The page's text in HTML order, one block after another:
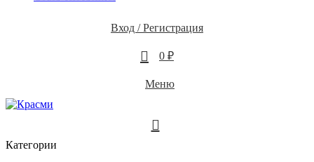
Вход / Регистрация
0 ₽
Меню
Категории